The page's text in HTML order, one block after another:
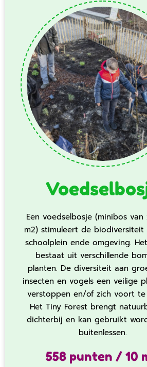
Een voedselbosje (minibos van
m2) stimuleert de biodiversiteit
schoolplein ende omgeving.
bestaat uit verschillende
planten. De diversiteit aan
insecten en vogels een veilige
verstoppen en/of zich voort te
Het Tiny Forest brengt
dichterbij en kan gebruikt
buitenlessen.
558 punten / 10